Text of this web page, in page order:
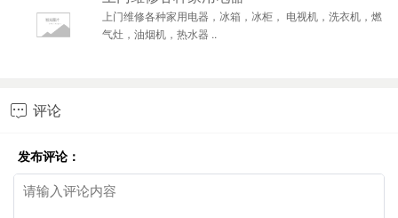
上门维修各种家用电器，冰箱，冰柜， 电视机，洗衣机，燃
气灶，油烟机，热水器 ..
 评论
发布评论：